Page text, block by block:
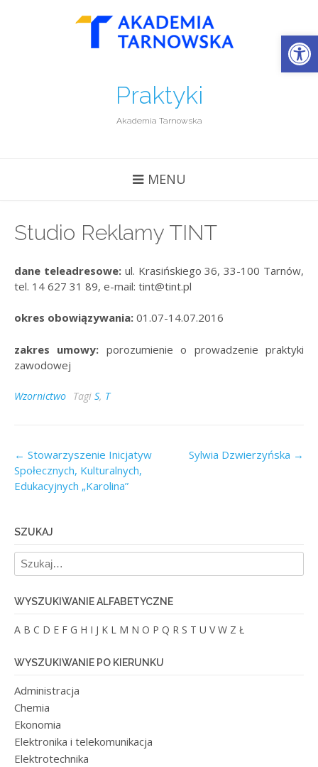
Praktyki
Akademia Tarnowska
MENU
Studio Reklamy TINT
dane teleadresowe: ul. Krasińskiego 36, 33-100 Tarnów,
tel. 14 627 31 89, e-mail: tint@tint.pl
okres obowiązywania: 01.07-14.07.2016
zakres umowy: porozumienie o prowadzenie praktyki
zawodowej
Wzornictwo Tagi S, T
Post
navigation
← Stowarzyszenie Inicjatyw
Społecznych, Kulturalnych,
Edukacyjnych „Karolina”
Sylwia Dzwierzyńska →
SZUKAJ
WYSZUKIWANIE ALFABETYCZNE
A B C D E F G H I J K L M N O P Q R S T U V W Z Ł
WYSZUKIWANIE PO KIERUNKU
Administracja
Chemia
Ekonomia
Elektronika i telekomunikacja
Elektrotechnika